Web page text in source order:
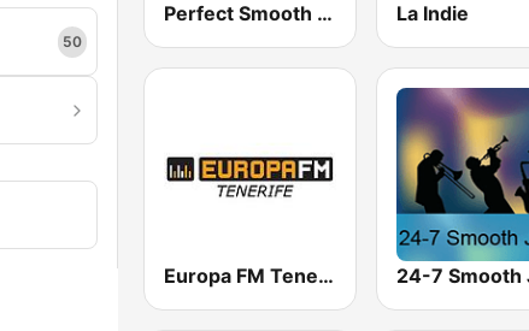
50
Perfect Smooth Jazz La Indie
Europa FM Tenerife 103.3